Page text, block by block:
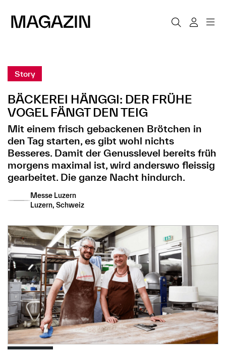
Story
BÄCKEREI HÄNGGI: DER FRÜHE
VOGEL FÄNGT DEN TEIG
Mit einem frisch gebackenen Brötchen in
den Tag starten, es gibt wohl nichts
Besseres. Damit der Genusslevel bereits früh
morgens maximal ist, wird anderswo fleissig
gearbeitet. Die ganze Nacht hindurch.
Messe Luzern
Luzern, Schweiz